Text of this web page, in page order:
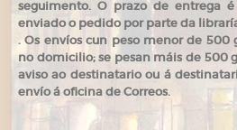
seguimento. O prazo de entrega
enviado o pedido por parte da
. Os envíos cun peso menor de 500
no domicilio; se pesan máis de 500
aviso ao destinatario ou á
envío á oficina de Correos.